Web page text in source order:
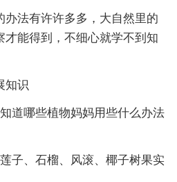
办法有许许多多，大自然里的
才能得到，不细心就学不到知
知识
道哪些植物妈妈用些什么办法
子、石榴、风滚、椰子树果实